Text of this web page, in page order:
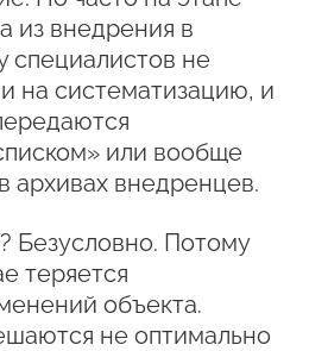
из внедрения в
специалистов не
на систематизацию, и
или вообще
архивах внедренцев.
Безусловно. Потому
теряется
объекта.
не оптимально